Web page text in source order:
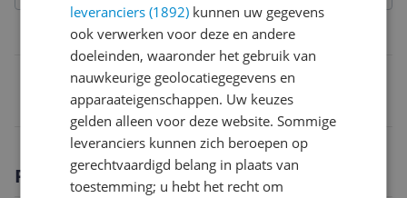
Belangrijkste kenmerken
0078914004483
Productomschrijving
leveranciers (1892) kunnen uw gegevens
ook verwerken voor deze en andere
doeleinden, waaronder het gebruik van
nauwkeurige geolocatiegegevens en
apparaateigenschappen. Uw keuzes
gelden alleen voor deze website. Sommige
leveranciers kunnen zich beroepen op
gerechtvaardigd belang in plaats van
toestemming; u hebt het recht om